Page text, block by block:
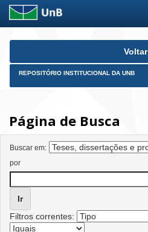
Skip
Voltar
REPOSITÓRIO INSTITUCIONAL DA UNB
Página de Busca
Buscar em:
por
Filtros correntes: